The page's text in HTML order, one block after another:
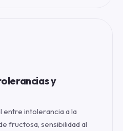
y
intolerancia a la
fructosa, sensibilidad al